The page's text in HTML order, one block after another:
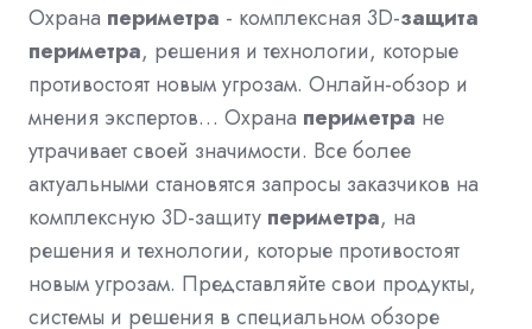
Охрана периметра - комплексная 3D-защита
периметра, решения и технологии, которые
противостоят новым угрозам. Онлайн-обзор и
мнения экспертов… Охрана периметра не
утрачивает своей значимости. Все более
актуальными становятся запросы заказчиков на
комплексную 3D-защиту периметра, на
решения и технологии, которые противостоят
новым угрозам. Представляйте свои продукты,
системы и решения в специальном обзоре